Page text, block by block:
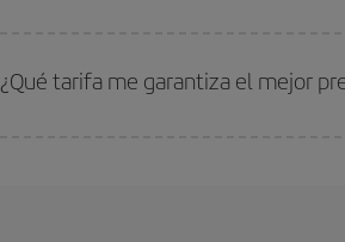
estén disponibles o se vayan agotando. Por eso,
¿Qué tarifa me garantiza el mejor